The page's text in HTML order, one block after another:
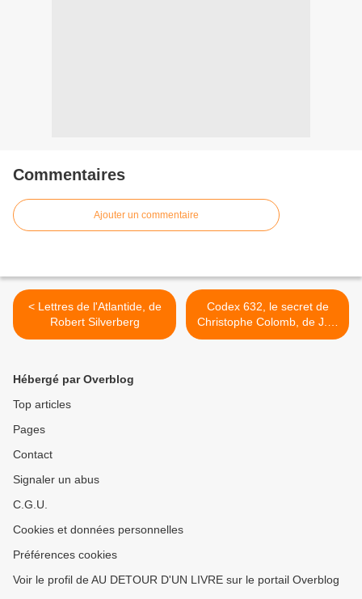
Commentaires
Ajouter un commentaire
< Lettres de l'Atlantide, de
Robert Silverberg
Codex 632, le secret de
Christophe Colomb, de J.R.
Dos Santos >
Hébergé par Overblog
Top articles
Pages
Contact
Signaler un abus
C.G.U.
Cookies et données personnelles
Préférences cookies
Voir le profil de AU DETOUR D'UN LIVRE sur le portail Overblog